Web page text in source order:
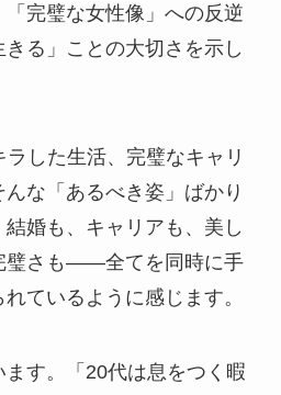
完璧な女性像」への反逆
る」ことの大切さを示し
した生活、完璧なキャリ
な「あるべき姿」ばかり
婚も、キャリアも、美し
璧さも——全てを同時に手
ているように感じます。
す。「20代は息をつく暇